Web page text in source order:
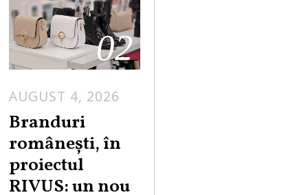
02
AUGUST 4, 2026
Branduri
românești, în
proiectul
RIVUS: un nou